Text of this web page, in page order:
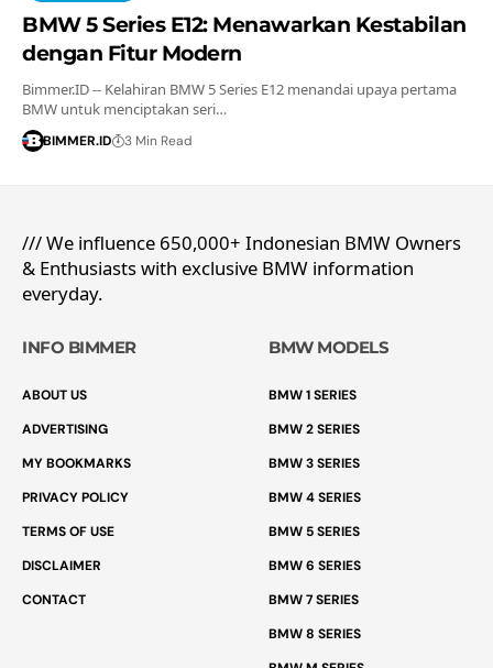
BMW 5 Series E12: Menawarkan Kestabilan
dengan Fitur Modern
Bimmer.ID -- Kelahiran BMW 5 Series E12 menandai upaya pertama
BMW untuk menciptakan seri…
BIMMER.ID 3 Min Read
/// We influence 650,000+ Indonesian BMW Owners
& Enthusiasts with exclusive BMW information
everyday.
INFO BIMMER
ABOUT US
ADVERTISING
MY BOOKMARKS
PRIVACY POLICY
TERMS OF USE
DISCLAIMER
CONTACT
BMW MODELS
BMW 1 SERIES
BMW 2 SERIES
BMW 3 SERIES
BMW 4 SERIES
BMW 5 SERIES
BMW 6 SERIES
BMW 7 SERIES
BMW 8 SERIES